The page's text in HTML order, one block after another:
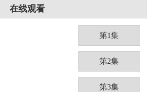
在线观看
第1集
第2集
第3集